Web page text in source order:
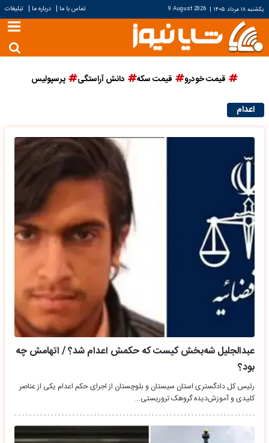
یکشنبه ۱۸ مرداد ۱۴۰۵ |
9 August 2026 تماس با ما | درباره ما | تبلیغات
قیمت خودرو قیمت سکه دانش آراستگی پرسپولیس
اعدام
عبدالجلیل شه‌بخش کیست که حکمش اعدام شد؟ / اتهامش چه
بود؟
رئیس کل دادگستری استان سیستان و بلوچستان از اجرای حکم اعدام یکی از عناصر
کلیدی و آموزش‌دیده گروهک تروریستی…